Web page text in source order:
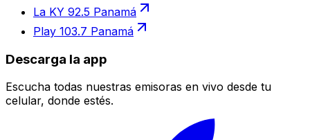
La KY 92.5 Panamá
Play 103.7 Panamá
Descarga la app
Escucha todas nuestras emisoras en vivo desde tu
celular, donde estés.